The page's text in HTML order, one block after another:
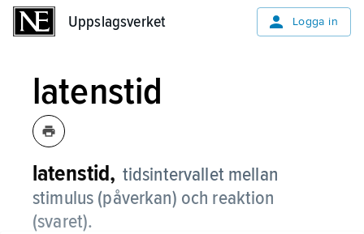
Uppslagsverket Logga in
latenstid
latenstid, tidsintervallet mellan
stimulus (påverkan) och reaktion
(svaret).